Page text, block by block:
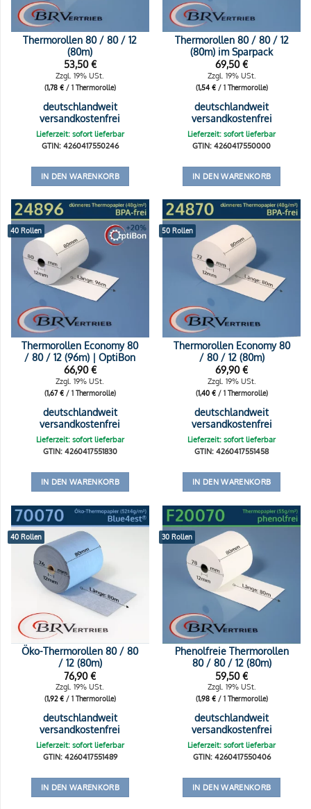
Thermorollen 80 / 80 / 12
(80m)
53,50€
Zzgl. 19% USt.
(1,78 €/ 1 Thermorolle)
deutschlandweit
versandkostenfrei
Lieferzeit: sofort lieferbar
GTIN: 4260417550246
IN DEN WARENKORB
Thermorollen 80 / 80 / 12
(80m) im Sparpack
69,50€
Zzgl. 19% USt.
(1,54 €/ 1 Thermorolle)
deutschlandweit
versandkostenfrei
Lieferzeit: sofort lieferbar
GTIN: 4260417550000
IN DEN WARENKORB
40 Rollen
Thermorollen Economy 80
/ 80 / 12 (96m) | OptiBon
66,90€
Zzgl. 19% USt.
(1,67€/ 1 Thermorolle)
deutschlandweit
versandkostenfrei
Lieferzeit: sofort lieferbar
GTIN: 4260417551830
IN DEN WARENKORB
50 Rollen
Thermorollen Economy 80
/ 80 / 12 (80m)
69,90€
Zzgl. 19% USt.
(1,40 €/ 1 Thermorolle)
deutschlandweit
versandkostenfrei
Lieferzeit: sofort lieferbar
GTIN: 4260417551458
IN DEN WARENKORB
40 Rollen
Öko-Thermorollen 80 / 80
/ 12 (80m)
76,90€
Zzgl. 19% USt.
(1,92€/ 1 Thermorolle)
deutschlandweit
versandkostenfrei
Lieferzeit: sofort lieferbar
GTIN: 4260417551489
IN DEN WARENKORB
30 Rollen
Phenolfreie Thermorollen
80 / 80 / 12 (80m)
59,50€
Zzgl. 19% USt.
(1,98 €/ 1 Thermorolle)
deutschlandweit
versandkostenfrei
Lieferzeit: sofort lieferbar
GTIN: 4260417550406
IN DEN WARENKORB